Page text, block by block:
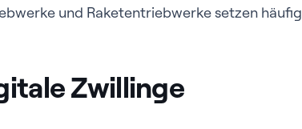
und Raketentriebwerke setzen häufig
Zwillinge